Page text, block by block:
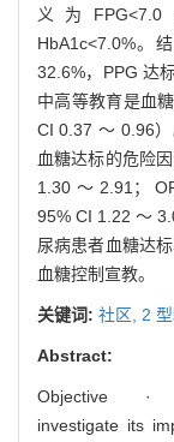
义为
HbA1c<7.0%。
32.6%，PPG 达
中高等教育是血
CI 0.37 ～ 0.96
血糖达标的危险
1.30 ～ 2.91；
95% CI 1.22 ～
尿病患者血糖达
血糖控制宣教。
关键词: 社区, 2
Abstract:
Objective ·
investigate its